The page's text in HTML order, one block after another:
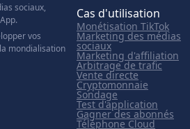
sociaux,
vos
mondialisation
Cas d'utilisation
Monétisation TikTok
Marketing des médias
sociaux
Marketing d'affiliation
Arbitrage de trafic
Vente directe
Cryptomonnaie
Sondage
Test d'application
Gagner des abonnés
Téléphone Cloud